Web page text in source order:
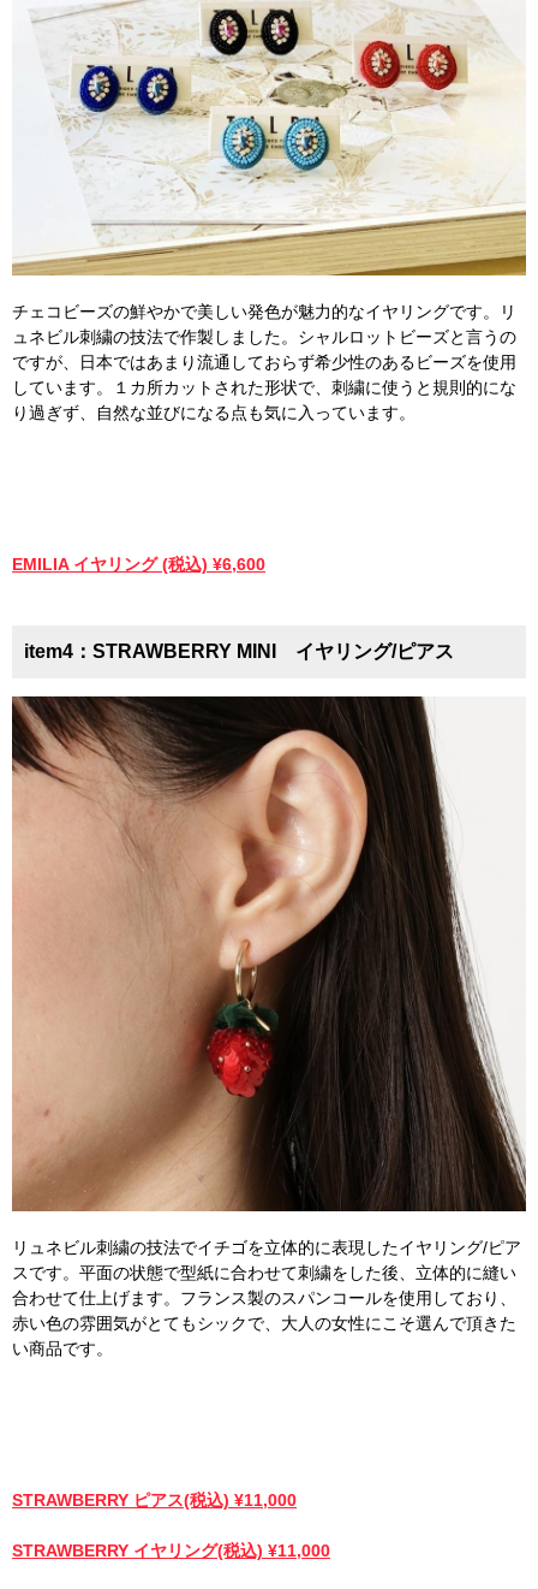
チェコビーズの鮮やかで美しい発色が魅力的なイヤリングです。リ
ュネビル刺繍の技法で作製しました。シャルロットビーズと言うの
ですが、日本ではあまり流通しておらず希少性のあるビーズを使用
しています。１カ所カットされた形状で、刺繍に使うと規則的にな
り過ぎず、自然な並びになる点も気に入っています。
EMILIA イヤリング (税込) ¥6,600
item4：STRAWBERRY MINI イヤリング/ピアス
リュネビル刺繍の技法でイチゴを立体的に表現したイヤリング/ピア
スです。平面の状態で型紙に合わせて刺繍をした後、立体的に縫い
合わせて仕上げます。フランス製のスパンコールを使用しており、
赤い色の雰囲気がとてもシックで、大人の女性にこそ選んで頂きた
い商品です。
STRAWBERRY ピアス(税込) ¥11,000
STRAWBERRY イヤリング(税込) ¥11,000